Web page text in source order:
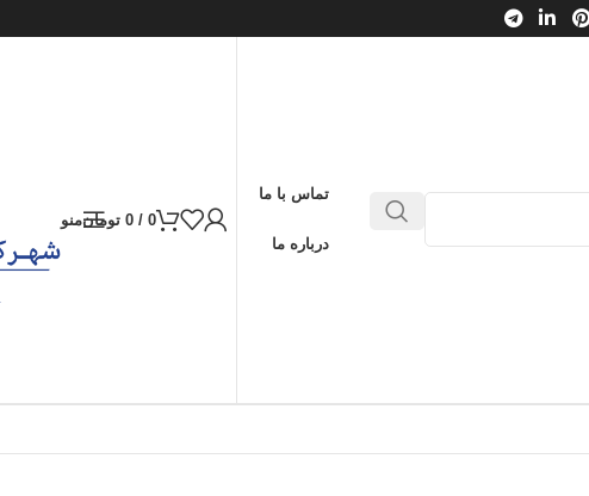
تماس با ما
درباره ما
0
/
0 تومانمنو